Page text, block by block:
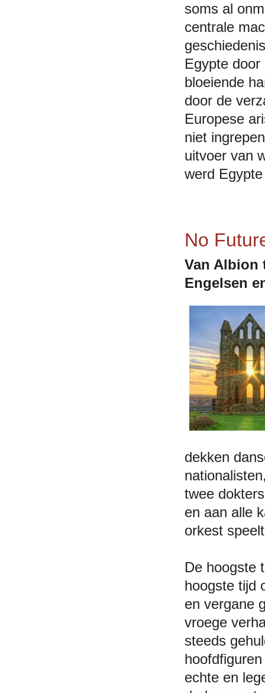
soms al
centrale
Egypte
bloeiende
door de
Europese
niet
uitvoer van
werd
No
Van Albion
Engelsen
dekken
twee
en aan alle
orkest
De hoogste
hoogste tijd
en vergane
vroege
steeds
echte en